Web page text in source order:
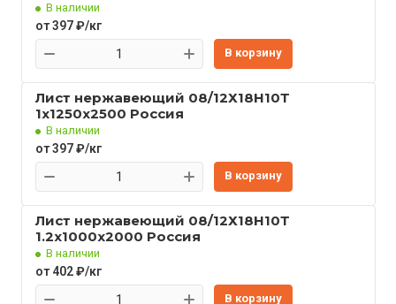
В наличии
от 397 ₽/кг
В корзину
Лист нержавеющий 08/12Х18Н10Т
1x1250x2500 Россия
В наличии
от 397 ₽/кг
В корзину
Лист нержавеющий 08/12Х18Н10Т
1.2x1000x2000 Россия
В наличии
от 402 ₽/кг
В корзину